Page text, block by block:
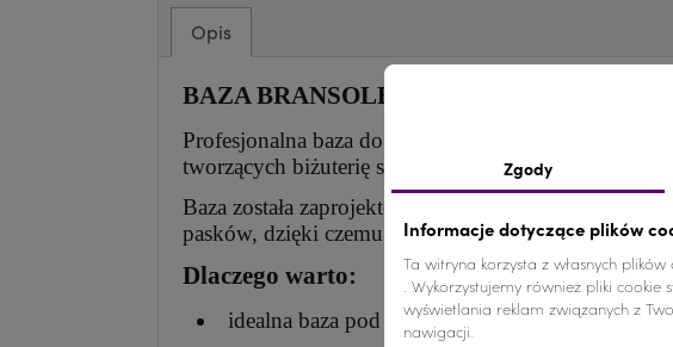
Opis
BAZA BRANSOLETKI – do samodzielnego
Profesjonalna baza do tworzenia efektownych
tworzących biżuterię sceniczną.
Baza została zaprojektowana tak, aby była
pasków, dzięki czemu aplikacja kamieni jest łatwa,
Dlaczego warto:
idealna baza pod cyrkonie
Zgody
Informacje dotyczące plików
Ta witryna korzysta z własnych
. Wykorzystujemy również pliki
wyświetlania reklam związanych z
nawigacji.